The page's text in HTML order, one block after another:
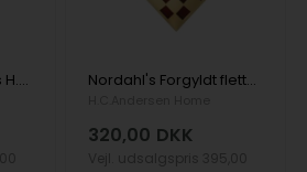
Nordahl Andersen´s H.C. Andersen Home forgyldt / rød Flettet hjerte med rødt silkebånd , 8x8 cm Nordahl's Forgyldt flettet julehjerte med rødt filt, str. M
320,00 DKK